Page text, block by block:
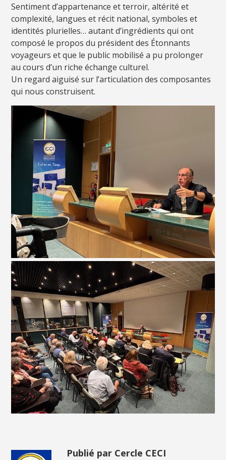
Sentiment d’appartenance et terroir, altérité et
complexité, langues et récit national, symboles et
identités plurielles… autant d’ingrédients qui ont
composé le propos du président des Étonnants
voyageurs et que le public mobilisé a pu prolonger
au cours d’un riche échange culturel.
Un regard aiguisé sur l’articulation des composantes
qui nous construisent.
Publié par Cercle CECI